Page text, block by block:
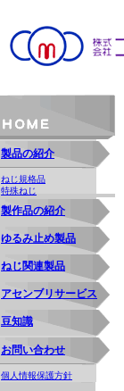
製品の紹介
ねじ規格品
特殊ねじ
製作品の紹介
ゆるみ止め製品
ねじ関連製品
アセンブリサービス
豆知識
お問い合わせ
個人情報保護方針